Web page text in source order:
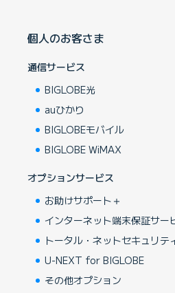
個人のお客さま
通信サービス
BIGLOBE光
auひかり
BIGLOBEモバイル
BIGLOBE WiMAX
オプションサービス
お助けサポート＋
インターネット端末保証サー
トータル・ネットセキュリテ
U-NEXT for BIGLOBE
その他オプション